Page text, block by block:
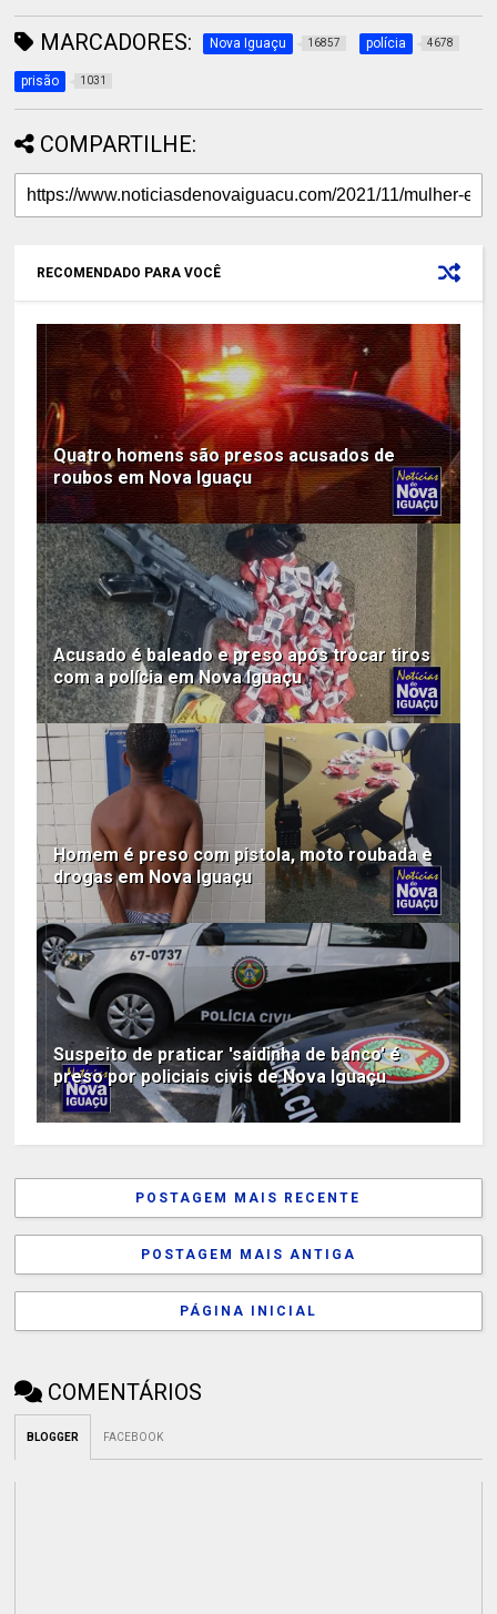
MARCADORES: Nova Iguaçu 16857 polícia 4678
prisão 1031
COMPARTILHE:
RECOMENDADO PARA VOCÊ
Quatro homens são presos acusados de
roubos em Nova Iguaçu
Acusado é baleado e preso após trocar tiros
com a polícia em Nova Iguaçu
Homem é preso com pistola, moto roubada e
drogas em Nova Iguaçu
Suspeito de praticar 'saidinha de banco' é
preso por policiais civis de Nova Iguaçu
POSTAGEM MAIS RECENTE
POSTAGEM MAIS ANTIGA
PÁGINA INICIAL
COMENTÁRIOS
BLOGGER FACEBOOK